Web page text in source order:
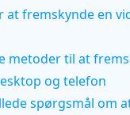
at fremskynde en
metoder til at
og telefon
spørgsmål om